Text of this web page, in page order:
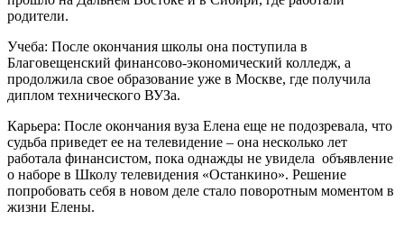
родители.
Учеба: После окончания школы она поступила в
Благовещенский финансово-экономический колледж, а
продолжила свое образование уже в Москве, где получила
диплом технического ВУЗа.
Карьера: После окончания вуза Елена еще не подозревала, что
судьба приведет ее на телевидение – она несколько лет
работала финансистом, пока однажды не увидела объявление
о наборе в Школу телевидения «Останкино». Решение
попробовать себя в новом деле стало поворотным моментом в
жизни Елены.